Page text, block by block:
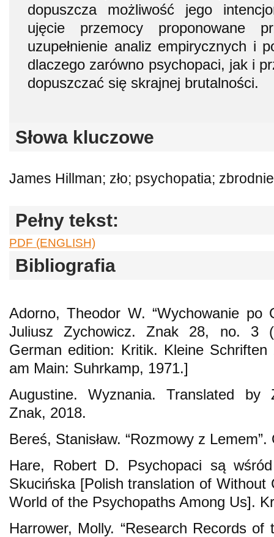
dopuszcza możliwość jego
ujęcie przemocy proponowane
uzupełnienie analiz empirycznych i
dlaczego zarówno psychopaci, jak i
dopuszczać się skrajnej brutalności.
Słowa kluczowe
James Hillman; zło; psychopatia;
Pełny tekst:
PDF (ENGLISH)
Bibliografia
Adorno, Theodor W. “Wychowanie po
Juliusz Zychowicz. Znak 28, no. 3
German edition: Kritik. Kleine
am Main: Suhrkamp, 1971.]
Augustine. Wyznania. Translated by
Znak, 2018.
Bereś, Stanisław. “Rozmowy z
Hare, Robert D. Psychopaci są
Skucińska [Polish translation of Without
World of the Psychopaths Among Us].
Harrower, Molly. “Research Records